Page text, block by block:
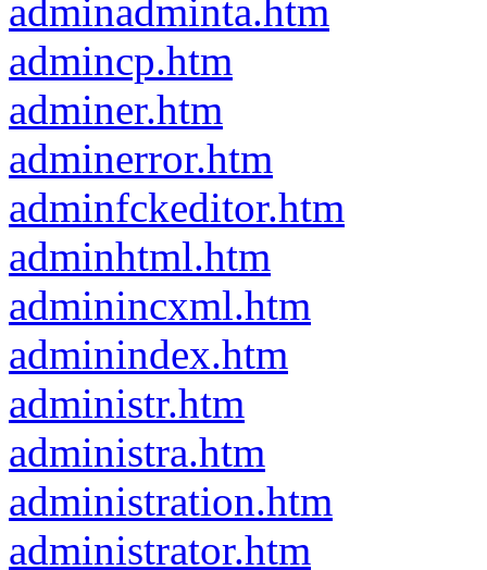
adminadminta.htm
admincp.htm
adminer.htm
adminerror.htm
adminfckeditor.htm
adminhtml.htm
adminincxml.htm
adminindex.htm
administr.htm
administra.htm
administration.htm
administrator.htm